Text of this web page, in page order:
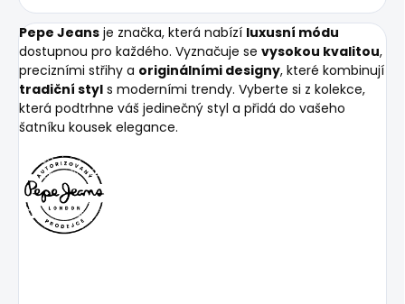
Pepe Jeans je značka, která nabízí luxusní módu
dostupnou pro každého. Vyznačuje se vysokou kvalitou,
precizními střihy a originálními designy, které kombinují
tradiční styl s moderními trendy. Vyberte si z kolekce,
která podtrhne váš jedinečný styl a přidá do vašeho
šatníku kousek elegance.